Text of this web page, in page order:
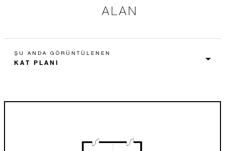
ALAN
ŞU ANDA GÖRÜNTÜLENEN